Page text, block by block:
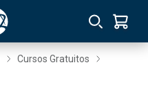
Cursos Gratuitos